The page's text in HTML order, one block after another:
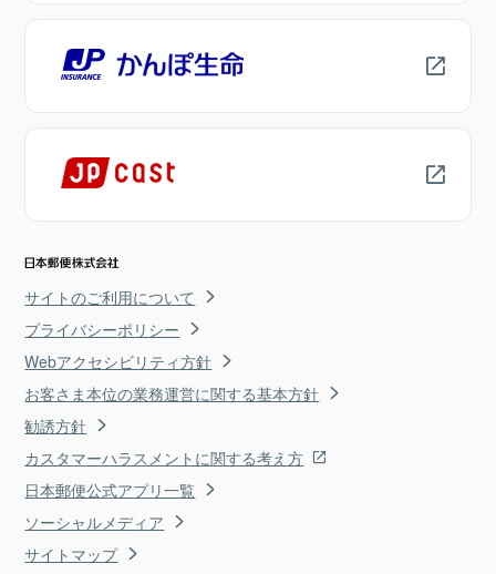
サイトのご利用について
プライバシーポリシー
Webアクセシビリティ方針
お客さま本位の業務運営に関する基本方針
勧誘方針
カスタマーハラスメントに関する考え方
日本郵便公式アプリ一覧
ソーシャルメディア
サイトマップ